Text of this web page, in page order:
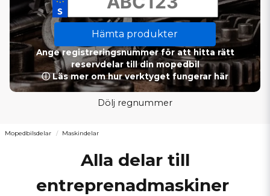
Hämta produkter
Ange registreringsnummer för att hitta rätt
reservdelar till din mopedbil
ⓘ Läs mer om hur verktyget fungerar här
Dölj regnummer
Mopedbilsdelar Maskindelar
Alla delar till
entreprenadmaskiner